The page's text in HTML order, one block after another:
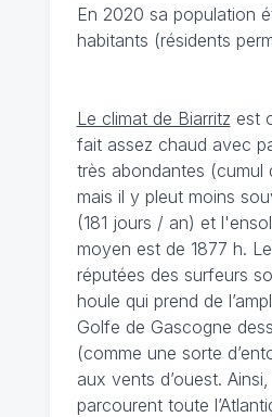
En 2020 sa population
habitants (résidents
Le climat de Biarritz est
fait assez chaud avec
très abondantes (cumul
mais il y pleut moins
(181 jours / an) et
moyen est de 1877 h.
réputées des surfeurs
houle qui prend de
Golfe de Gascogne
(comme une sorte
aux vents d’ouest.
parcourent toute